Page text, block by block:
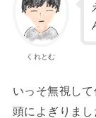
くれとむ
いっそ無視し
頭によぎりまし